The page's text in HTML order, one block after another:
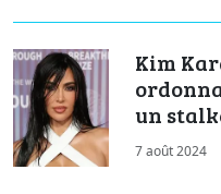
Kim
un
7 août 2024